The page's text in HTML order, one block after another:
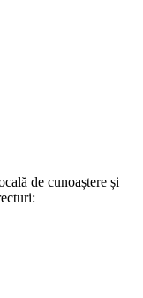
de cunoaștere și